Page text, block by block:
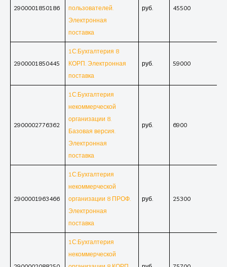
2900001850186
пользователей.
Электронная
поставка
руб. 45500
2900001850445
1С:Бухгалтерия 8
КОРП. Электронная
поставка
руб. 59000
2900002776362
1С:Бухгалтерия
некоммерческой
организации 8.
Базовая версия.
Электронная
поставка
руб. 6900
2900001963466
1С:Бухгалтерия
некоммерческой
организации 8 ПРОФ.
Электронная
поставка
руб. 25300
1С:Бухгалтерия
некоммерческой